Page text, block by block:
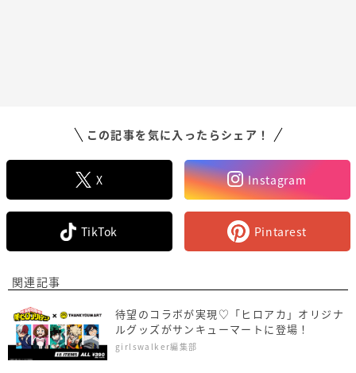
この記事を気に入ったらシェア！
X Instagram
TikTok Pintarest
関連記事
待望のコラボが実現♡「ヒロアカ」オリジナ
ルグッズがサンキューマートに登場！
girlswalker編集部